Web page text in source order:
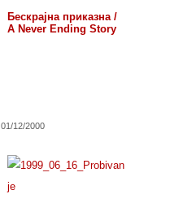
Бескрајна приказна /
A Never Ending Story
01/12/2000